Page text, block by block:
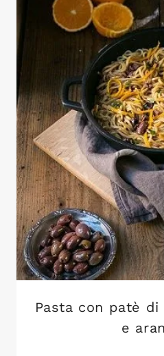
Pasta con patè di
e